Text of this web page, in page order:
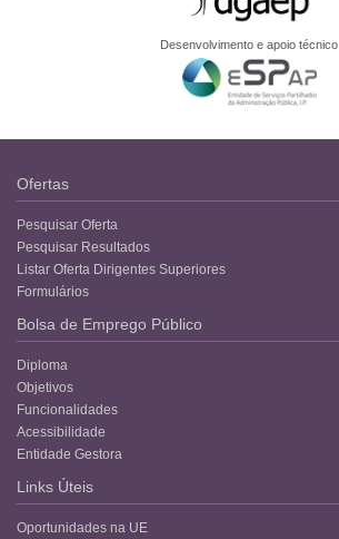
Desenvolvimento e apoio técnico
Ofertas
Pesquisar Oferta
Pesquisar Resultados
Listar Oferta Dirigentes Superiores
Formulários
Bolsa de Emprego Público
Diploma
Objetivos
Funcionalidades
Acessibilidade
Entidade Gestora
Links Úteis
Oportunidades na UE